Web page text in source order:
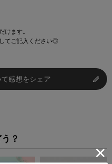
けます。
てご記入ください◎
感想をシェア
？